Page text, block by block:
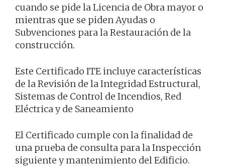
cuando se pide la Licencia de Obra mayor o
mientras que se piden Ayudas o
Subvenciones para la Restauración de la
construcción.
Este Certificado ITE incluye características
de la Revisión de la Integridad Estructural,
Sistemas de Control de Incendios, Red
Eléctrica y de Saneamiento
El Certificado cumple con la finalidad de
una prueba de consulta para la Inspección
siguiente y mantenimiento del Edificio.